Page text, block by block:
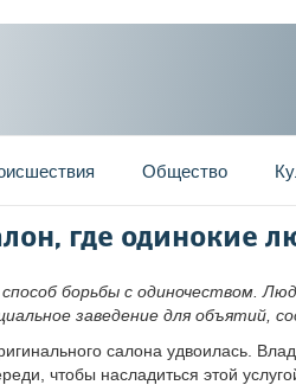
Общество
где одинокие
борьбы с одиночеством.
заведение для объятий,
салона удвоилась.
чтобы насладиться этой